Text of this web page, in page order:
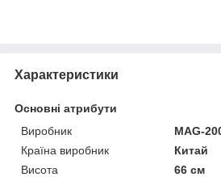
Характеристики
Основні атрибути
Виробник
MAG-
Країна виробник
Китай
Висота
66 см